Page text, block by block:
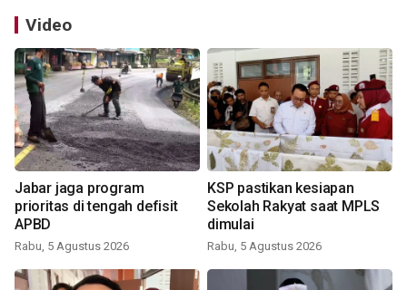
Video
Jabar jaga program
prioritas di tengah defisit
APBD
Rabu, 5 Agustus 2026
KSP pastikan kesiapan
Sekolah Rakyat saat MPLS
dimulai
Rabu, 5 Agustus 2026